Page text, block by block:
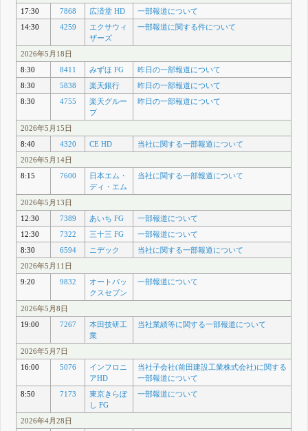
17:30
7868 広済堂 HD
一部報道について
14:30
4259
エクサウィ
ザーズ
一部報道に関する件について
2026年5月18日
8:30
8411 みずほ FG
昨日の一部報道について
8:30
5838 楽天銀行
昨日の一部報道について
8:30
4755
楽天グルー
プ
昨日の一部報道について
2026年5月15日
8:40
4320 CE HD
当社に関する一部報道について
2026年5月14日
8:15
7600
日本エム・
ディ・エム
当社に関する一部報道について
2026年5月13日
12:30
7389 あいち FG
一部報道について
12:30
7322 三十三 FG
一部報道について
8:30
6594 ニデック
当社に関する一部報道について
2026年5月11日
9:20
9832
オートバッ
クスセブン
一部報道について
2026年5月8日
19:00
7267
本田技研工
業
当社業績等に関する一部報道について
2026年5月7日
16:00
5076
インフロニ
アHD
当社子会社(前田建設工業株式会社)に関する
一部報道について
8:50
7173
東京きらぼ
し FG
一部報道について
2026年4月28日